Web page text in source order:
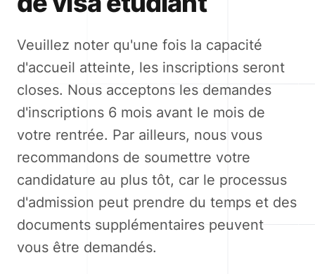
Veuillez noter qu'une fois la capacité
d'accueil atteinte, les inscriptions seront
closes. Nous acceptons les demandes
d'inscriptions 6 mois avant le mois de
votre rentrée. Par ailleurs, nous vous
recommandons de soumettre votre
candidature au plus tôt, car le processus
d'admission peut prendre du temps et des
documents supplémentaires peuvent
vous être demandés.